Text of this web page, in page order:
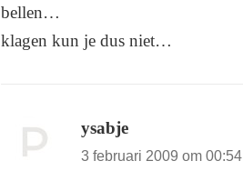
bellen…
klagen kun je dus niet…
ysabje
3 februari 2009 om 00:54